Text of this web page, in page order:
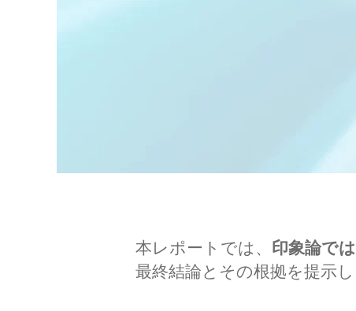
本レポートでは、 印象論で
最終結論とその根拠を提示し